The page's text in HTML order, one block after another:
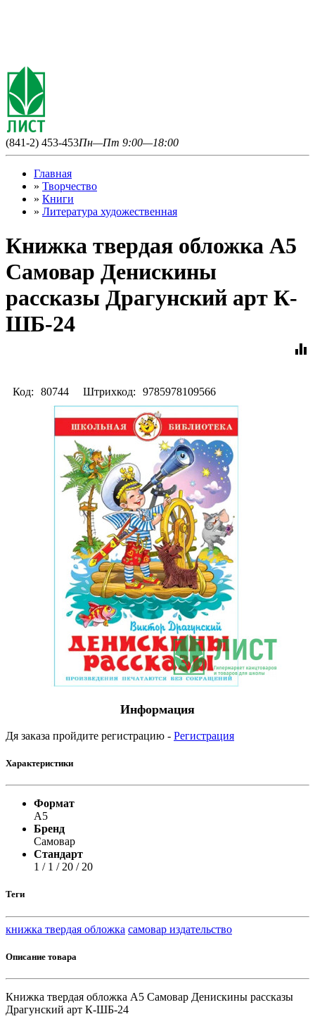
(841-2) 453-453Пн—Пт 9:00—18:00
Главная
» Творчество
» Книги
» Литература художественная
Книжка твердая обложка А5
Самовар Денискины
рассказы Драгунский арт К-
ШБ-24
equalizer
Код: 80744 Штрихкод: 9785978109566
Информация
Дя заказа пройдите регистрацию - Регистрация
Характеристики
Формат
А5
Бренд
Самовар
Стандарт
1 / 1 / 20 / 20
Теги
книжка твердая обложка самовар издательство
Описание товара
Книжка твердая обложка А5 Самовар Денискины рассказы
Драгунский арт К-ШБ-24